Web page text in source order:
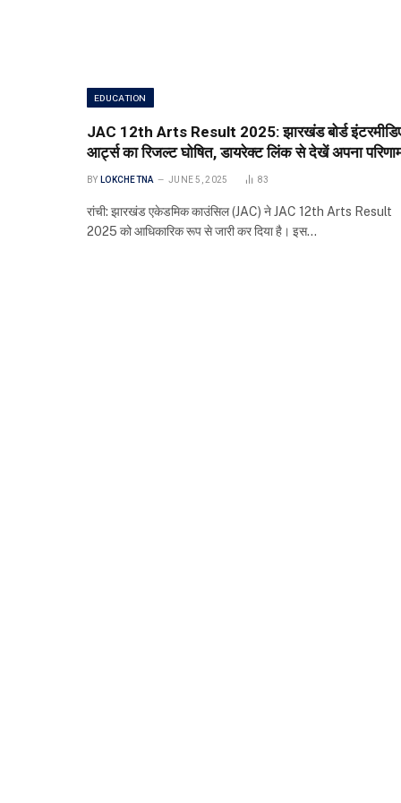
EDUCATION
JAC 12th Arts Result 2025: झारखंड बोर्ड
आर्ट्स का रिजल्ट घोषित, डायरेक्ट लिंक से देखें अपना
BY LOKCHETNA JUNE 5, 2025 83
रांची: झारखंड एकेडमिक काउंसिल (JAC) ने JAC 12th Arts Result
2025 को आधिकारिक रूप से जारी कर दिया है। इस…